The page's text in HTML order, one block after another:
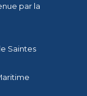
par la
Saintes